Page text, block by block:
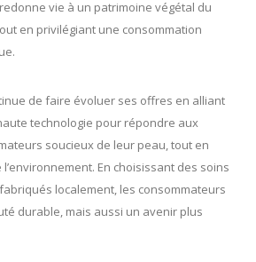
vie à un patrimoine végétal du
en privilégiant une consommation
de faire évoluer ses offres en alliant
technologie pour répondre aux
soucieux de leur peau, tout en
En choisissant des soins
localement, les consommateurs
durable, mais aussi un avenir plus